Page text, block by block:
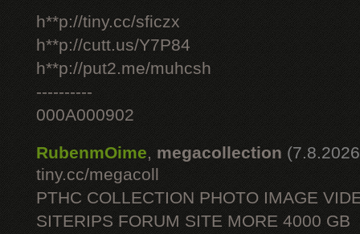
h**p://tiny.cc/sficzx
h**p://cutt.us/Y7P84
h**p://put2.me/muhcsh
----------
000A000902
RubenmOime, megacollection
tiny.cc/megacoll
PTHC COLLECTION PHOTO IMAGE
SITERIPS FORUM SITE MORE 4000 GB